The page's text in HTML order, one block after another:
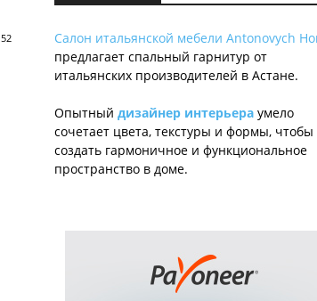
52
Салон итальянской мебели Antonovych
предлагает спальный гарнитур от
итальянских производителей в Астане.
Опытный дизайнер интерьера умело
сочетает цвета, текстуры и формы, чтобы
создать гармоничное и функциональное
пространство в доме.